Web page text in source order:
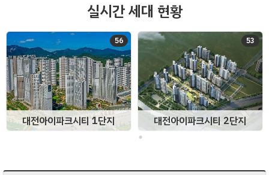
실시간 세대 현황
56
대전아이파크시티 1단지
53
대전아이파크시티 2단지